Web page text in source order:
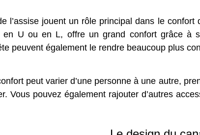
l’assise jouent un rôle principal dans le
en U ou en L, offre un grand confort grâce à
peuvent également le rendre beaucoup plus
peut varier d’une personne à une autre,
Vous pouvez également rajouter d’autres